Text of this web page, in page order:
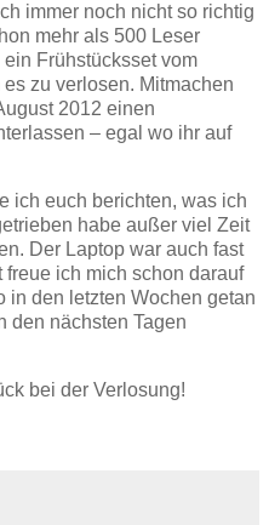
immer noch nicht so richtig
mehr als 500 Leser
Frühstücksset vom
zu verlosen. Mitmachen
2012 einen
– egal wo ihr auf
ich euch berichten, was ich
habe außer viel Zeit
Der Laptop war auch fast
ich mich schon darauf
in den letzten Wochen getan
den nächsten Tagen
bei der Verlosung!